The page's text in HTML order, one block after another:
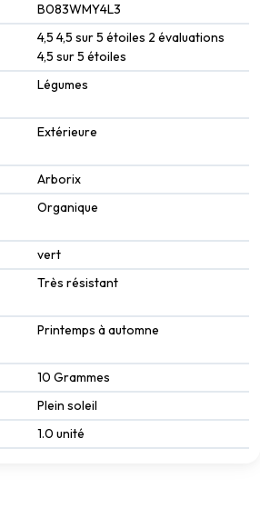
B083WMY4L3
4,5 4,5 sur 5 étoiles 2 évaluations
4,5 sur 5 étoiles
Légumes
Extérieure
Arborix
Organique
vert
Très résistant
Printemps à automne
10 Grammes
Plein soleil
1.0 unité